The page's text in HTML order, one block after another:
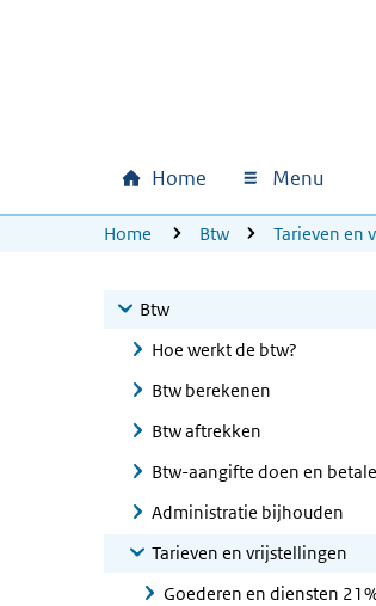
Hoofdnavigatie
Home Menu
U bevindt zich hier:
Home Btw Tarieven en
Btw
Hoe werkt de btw?
Btw berekenen
Btw aftrekken
Btw-aangifte doen en
Administratie bijhouden
Tarieven en vrijstellingen
Goederen en diensten